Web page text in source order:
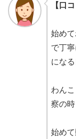
【口コ
始め
で丁
になる
わん
察の時
始め